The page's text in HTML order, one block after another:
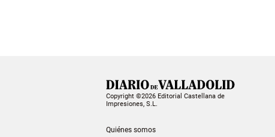
Copyright ©2026 Editorial Castellana de
Impresiones, S.L.
Quiénes somos